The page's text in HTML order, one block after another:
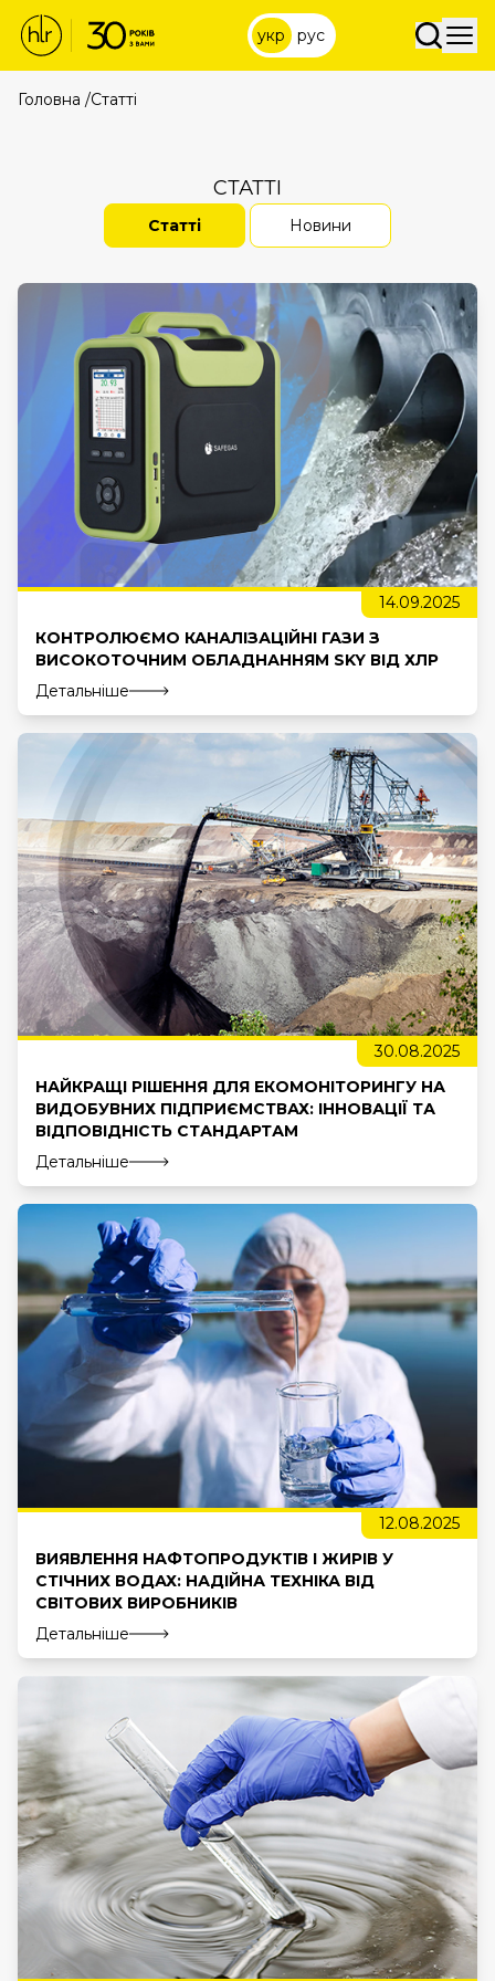
укр рус
Головна /Статті
СТАТТІ
Статті Новини
14.09.2025
КОНТРОЛЮЄМО КАНАЛІЗАЦІЙНІ ГАЗИ З
ВИСОКОТОЧНИМ ОБЛАДНАННЯМ SKY ВІД ХЛР
Детальніше
30.08.2025
НАЙКРАЩІ РІШЕННЯ ДЛЯ ЕКОМОНІТОРИНГУ НА
ВИДОБУВНИХ ПІДПРИЄМСТВАХ: ІННОВАЦІЇ ТА
ВІДПОВІДНІСТЬ СТАНДАРТАМ
Детальніше
12.08.2025
ВИЯВЛЕННЯ НАФТОПРОДУКТІВ І ЖИРІВ У
СТІЧНИХ ВОДАХ: НАДІЙНА ТЕХНІКА ВІД
СВІТОВИХ ВИРОБНИКІВ
Детальніше